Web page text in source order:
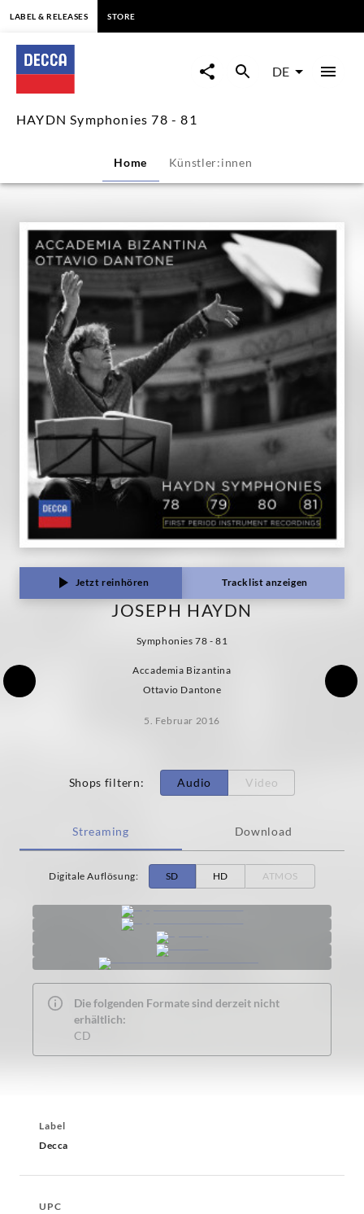
HAYDN
Symphonies
78
81
Decca
Classics
LABEL & RELEASES STORE
DE
HAYDN Symphonies 78 - 81
Home Künstler:innen
Jetzt reinhören Tracklist anzeigen
JOSEPH HAYDN
Symphonies 78 - 81
Accademia Bizantina
Ottavio Dantone
5. Februar 2016
Shops filtern: Audio Video
Streaming Download
Digitale Auflösung: SD HD ATMOS
Die folgenden Formate sind derzeit nicht
erhältlich:
CD
Label
Decca
UPC